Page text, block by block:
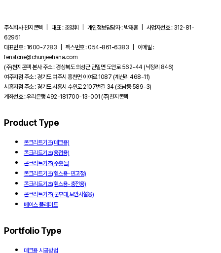
주식회사 천지콘텍 | 대표 : 조영휘 | 개인정보담당자 : 박재훈 | 사업자번호 : 312-81-
62951
대표번호 : 1600-7283 | 팩스번호 : 054-861-6383 | 이메일 :
fenstone@chunjeehana.com
(주)천지콘텍 본사 주소 : 경상북도 의성군 단밀면 도안로 562-44 (낙정리 846)
여주지점 주소 : 경기도 여주시 흥천면 이여로 1087 (계신리 468-11)
시흥지점 주소 : 경기도 시흥시 수인로 2107번길 34 (조남동 589-3)
계좌번호 : 우리은행 492-181700-13-001 (주)천지콘텍
Product Type
콘크리트기초(데크용)
콘크리트기초(용접용)
콘크리트기초(주춧돌)
콘크리트기초(휀스용-핀고정)
콘크리트기초(휀스용-충전용)
콘크리트기초(군부대,보안시설용)
베이스 플레이트
Portfolio Type
데크용 시공방법